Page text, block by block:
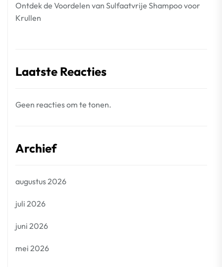
Ontdek de Voordelen van Sulfaatvrije Shampoo voor
Krullen
Laatste Reacties
Geen reacties om te tonen.
Archief
augustus 2026
juli 2026
juni 2026
mei 2026